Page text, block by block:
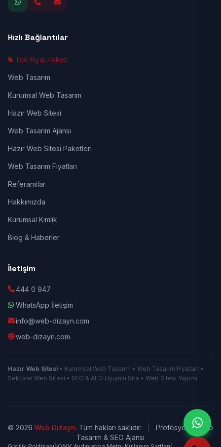
Hızlı Bağlantılar
Tek Fiyat Paketi
Web Tasarım
Kurumsal Web Tasarım
Hazır Web Sitesi
Web Tasarım Ajansı
Hazır Web Sitesi Paketleri
Web Tasarım Fiyatları
Referanslar
Hakkımızda
Kurumsal Kimlik
Blog & Haberler
İletişim
444 0 947
WhatsApp İletişim
info@web-dizayn.com
web-dizayn.com
Hazır Web Sitesi • Kurumsal Web Tasarım • Web Tasarım Fiyatları •
Sektörel Web Sitesi • SEO & AEO Uyumlu Site • Web Sitesi Yapımı
© 2026 Web Dizayn. Tüm hakları saklıdır.
Profesyonel Web
Tasarım & SEO Ajansı